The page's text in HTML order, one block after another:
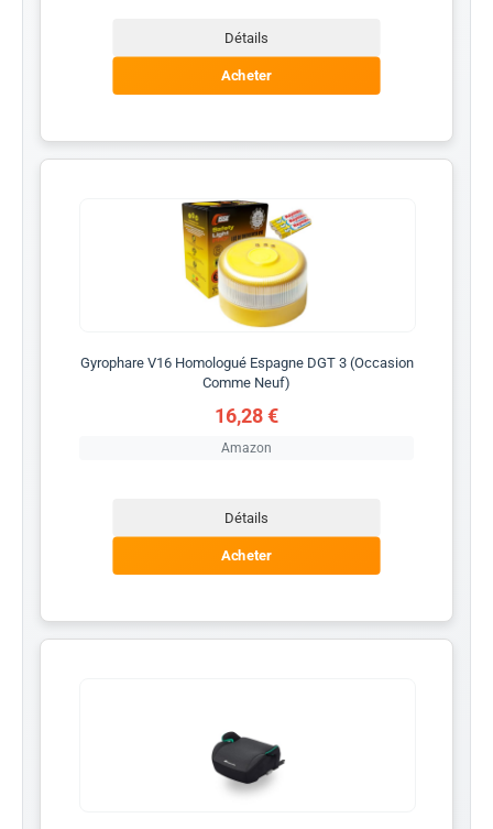
Détails
Acheter
Gyrophare V16 Homologué Espagne DGT 3 (Occasion
Comme Neuf)
16,28 €
Amazon
Détails
Acheter